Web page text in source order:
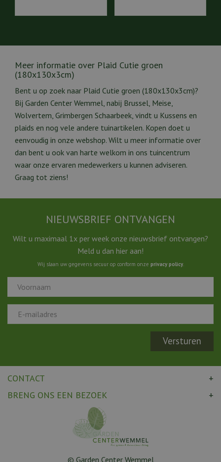
Meer informatie over Plaid Cutie groen
(180x130x3cm)
Bent u op zoek naar Plaid Cutie groen (180x130x3cm)?
Bij Garden Center Wemmel, nabij Brussel, Meise,
Wolvertem, Grimbergen Schaarbeek, vindt u Kussens en
plaids en nog vele andere tuinartikelen. Kopen doet u
eenvoudig in onze webshop. Wilt u meer informatie over
dan bent u ook van harte welkom in ons tuincentrum
waar onze ervaren medewerkers u kunnen adviseren.
Graag tot ziens!
NIEUWSBRIEF ONTVANGEN
Wilt u maximaal 1x per week onze nieuwsbrief ontvangen?
Meld u dan hier aan!
Wij slaan uw gegevens secuur op conform onze privacy policy.
CONTACT
BRENG ONS EEN BEZOEK
© Garden Center Wemmel